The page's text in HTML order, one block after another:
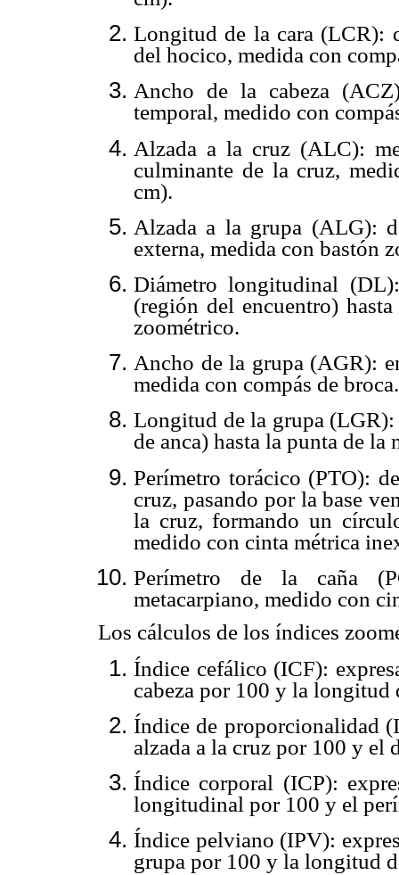
Longitud de la cara (LCR):
del hocico, medida con
Ancho de la cabeza
temporal, medido con
Alzada a la cruz (ALC):
culminante de la cruz,
cm).
Alzada a la grupa (ALG):
externa, medida con bastón
Diámetro longitudinal
(región del encuentro)
zoométrico.
Ancho de la grupa (AGR):
medida con compás de broca.
Longitud de la grupa (LGR):
de anca) hasta la punta de la
Perímetro torácico (PTO):
cruz, pasando por la base
la cruz, formando un
medido con cinta métrica
Perímetro de la caña
metacarpiano, medido con
Los cálculos de los índices
Índice cefálico (ICF):
cabeza por 100 y la longitud
Índice de proporcionalidad
alzada a la cruz por 100 y
Índice corporal (ICP):
longitudinal por 100 y el
Índice pelviano (IPV):
grupa por 100 y la longitud